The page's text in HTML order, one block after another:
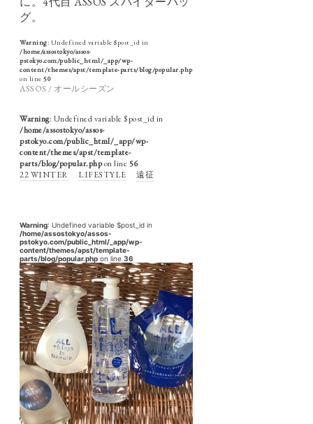
グ。
Warning: Undefined variable $post_id in
/home/assostokyo/assos-
pstokyo.com/public_html/_app/wp-
content/themes/apst/template-parts/blog/popular.php
on line 50
ASSOS / オールシーズン
Warning: Undefined variable $post_id in
/home/assostokyo/assos-
pstokyo.com/public_html/_app/wp-
content/themes/apst/template-
parts/blog/popular.phpon line 56
22 WINTER
LIFESTYLE 遠征
Warning: Undefined variable $post_id in
/home/assostokyo/assos-
pstokyo.com/public_html/_app/wp-
content/themes/apst/template-
parts/blog/popular.php on line 36